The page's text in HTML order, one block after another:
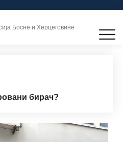
Босне и Херцеговине
бирач?